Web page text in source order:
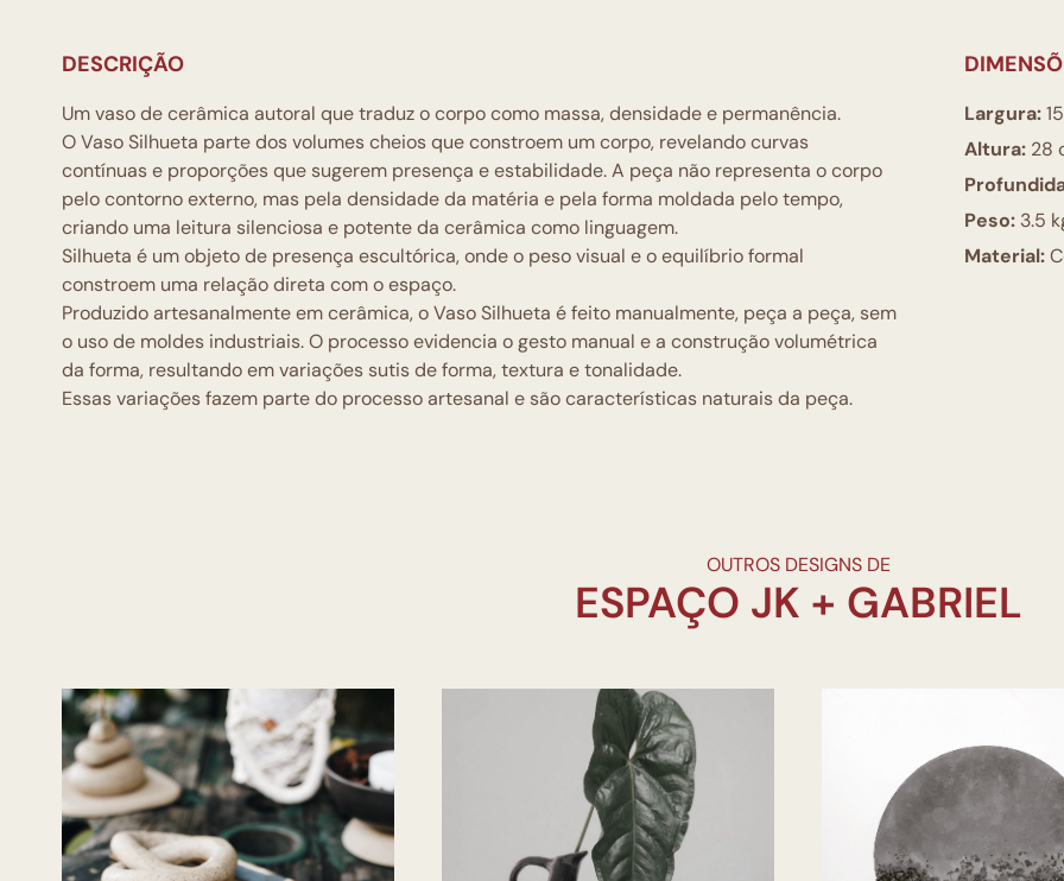
DESCRIÇÃO
Um vaso de cerâmica autoral que traduz o corpo como massa, densidade e permanência.
O Vaso Silhueta parte dos volumes cheios que constroem um corpo, revelando curvas
contínuas e proporções que sugerem presença e estabilidade. A peça não representa o corpo
pelo contorno externo, mas pela densidade da matéria e pela forma moldada pelo tempo,
criando uma leitura silenciosa e potente da cerâmica como linguagem.
Silhueta é um objeto de presença escultórica, onde o peso visual e o equilíbrio formal
constroem uma relação direta com o espaço.
Produzido artesanalmente em cerâmica, o Vaso Silhueta é feito manualmente, peça a peça, sem
o uso de moldes industriais. O processo evidencia o gesto manual e a construção volumétrica
da forma, resultando em variações sutis de forma, textura e tonalidade.
Essas variações fazem parte do processo artesanal e são características naturais da peça.
Largura:
Altura: 28
Peso: 3.5
Material:
OUTROS DESIGNS DE